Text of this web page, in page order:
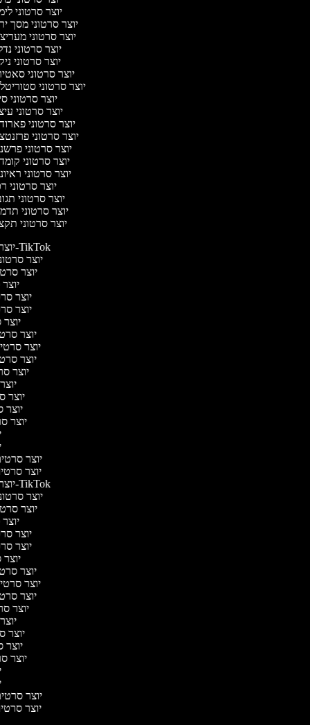
יוצר סרטוני
יוצר סרטוני מסך
יוצר סרטוני
יוצר סרטוני
יוצר סרטוני
יוצר סרטוני
יוצר סרטוני
יוצר סרטוני
יוצר סרטוני
יוצר סרטוני
יוצר סרטוני
יוצר סרטוני
יוצר סרטוני
יוצר סרטוני
יוצר סרטוני
יוצר סרטוני
יוצר סרטוני
יוצר סרטוני
יוצר סרטונים ל-TikTok
יוצר
יוצר
יוצר
יוצר
יוצר
יוצר סרטי
יוצר
יוצר
יוצר
יוצר
יוצר
יוצר
יוצר
יוצר סרטונים ל-TikTok
יוצר
יוצר
יוצר
יוצר
יוצר
יוצר סרטי
יוצר
יוצר
יוצר
יוצר
יוצר
יוצר
יוצר